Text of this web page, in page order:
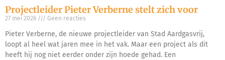
Projectleider Pieter Verberne stelt zich voor
27 mei 2026 Geen reacties
Pieter Verberne, de nieuwe projectleider van Stad Aardgasvrij,
loopt al heel wat jaren mee in het vak. Maar een project als dit
heeft hij nog niet eerder onder zijn hoede gehad. Een